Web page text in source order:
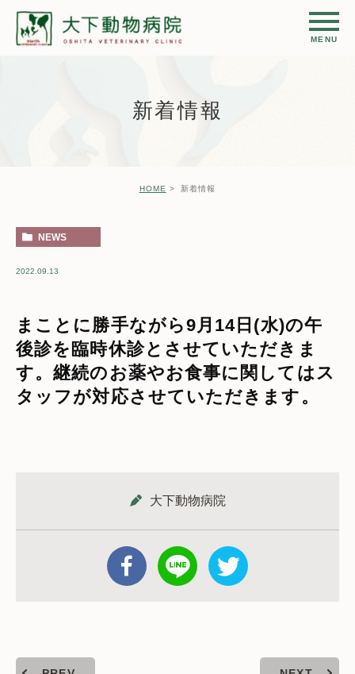
新着情報
HOME 新着情報
NEWS
2022.09.13
まことに勝手ながら9月14日(水)の午
後診を臨時休診とさせていただきま
す。継続のお薬やお食事に関してはス
タッフが対応させていただきます。
大下動物病院